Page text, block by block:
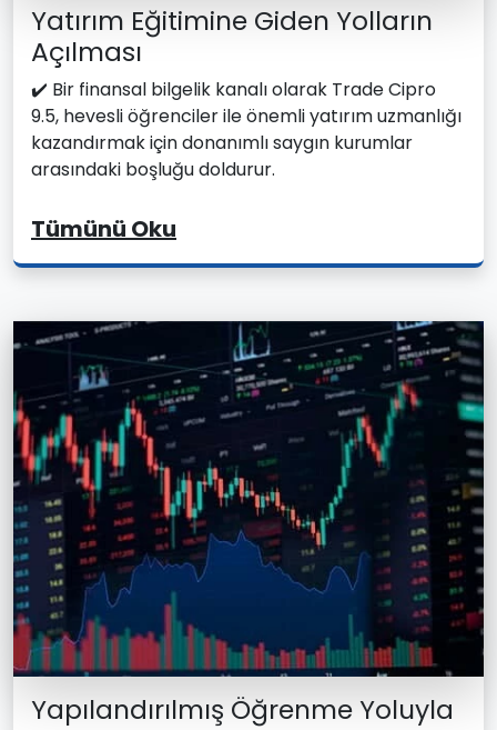
Yatırım Eğitimine Giden Yolların
Açılması
✔️ Bir finansal bilgelik kanalı olarak Trade Cipro
9.5, hevesli öğrenciler ile önemli yatırım uzmanlığı
kazandırmak için donanımlı saygın kurumlar
arasındaki boşluğu doldurur.
Tümünü Oku
Yapılandırılmış Öğrenme Yoluyla